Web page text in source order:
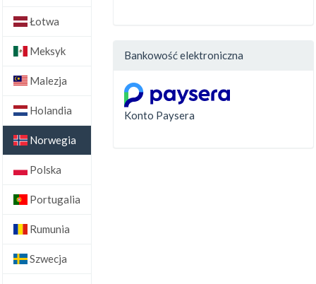
Łotwa
Meksyk
Malezja
Holandia
Norwegia
Polska
Portugalia
Rumunia
Szwecja
Bankowość elektroniczna
Konto Paysera